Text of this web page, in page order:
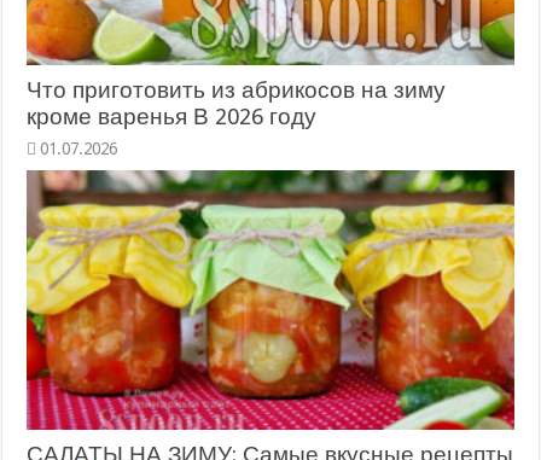
Что приготовить из абрикосов на зиму
кроме варенья В 2026 году
САЛАТЫ НА ЗИМУ: Самые вкусные рецепты